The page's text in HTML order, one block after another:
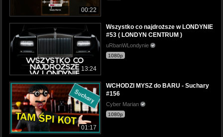
00:22
13:24
Wszystko co najdroższe w LONDYNIE
#53 ( LONDYN CENTRUM )
uRbanWLondynie
1080p
01:17
WCHODZI MYSZ do BARU - Suchary
#156
Cyber Marian
1080p